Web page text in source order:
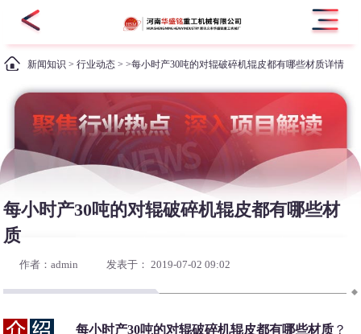
新闻知识 >行业动态 > >每小时产30吨的对辊破碎机辊皮都有哪些材质详情
每小时产30吨的对辊破碎机辊皮都有哪些材
质
作者：admin 发表于： 2019-07-02 09:02
每小时产30吨的对辊破碎机辊皮都有哪些材质 ？